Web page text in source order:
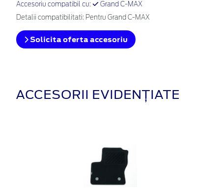
Accesoriu compatibil cu: Grand C-MAX
Detalii compatibilitati: Pentru Grand C-MAX
Solicita oferta accesoriu
ACCESORII EVIDENȚIATE